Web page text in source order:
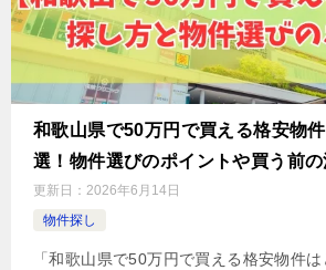
和歌山県で50万円で買える格安物
選！物件選びのポイントや買う前の
更新日： 2026年6月14日
物件探し
「和歌山県で50万円で買える格安物件